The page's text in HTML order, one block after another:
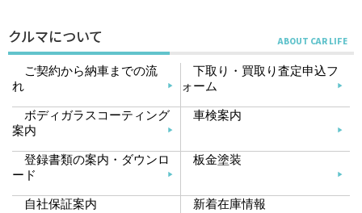
クルマについて
ご契約から納車までの流
れ
下取り・買取り査定申込フ
ォーム
ボディガラスコーティング
案内
車検案内
登録書類の案内・ダウンロ
ード
板金塗装
自社保証案内 新着在庫情報